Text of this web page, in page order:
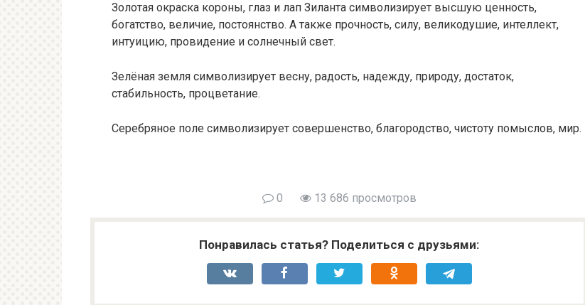
Золотая окраска короны, глаз и лап Зиланта символизирует высшую ценность,
богатство, величие, постоянство. А также прочность, силу, великодушие, интеллект,
интуицию, провидение и солнечный свет.
Зелёная земля символизирует весну, радость, надежду, природу, достаток,
стабильность, процветание.
Серебряное поле символизирует совершенство, благородство, чистоту помыслов, мир.
0 13 686 просмотров
Понравилась статья? Поделиться с друзьями: